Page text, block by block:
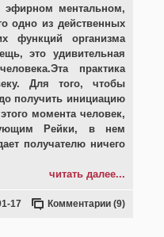
эфирном ментальном,
одно из действенных
функций организма
это удивительная
практика
Для того, чтобы
получить инициацию
момента человек,
Рейки, в нем
получателю ничего
читать далее...
17 Комментарии (9)